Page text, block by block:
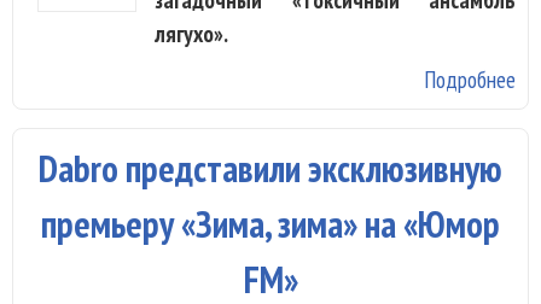
лягухо».
Подробнее
Dabro представили эксклюзивную
премьеру «Зима, зима» на «Юмор
FM»